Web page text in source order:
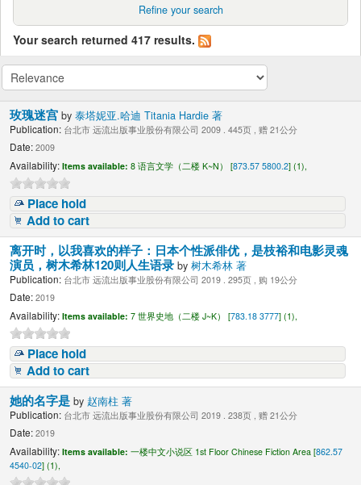
Refine your search
Your search returned 417 results.
玫瑰迷宫by泰塔妮亚.哈迪 Titania Hardie 著
Publication: 台北市 远流出版事业股份有限公司 2009 . 445页 , 赠 21公分
Date: 2009
Availability: Items available: 8 语言文学（二楼 K~N） [873.57 5800.2] (1),
Place hold
Add to cart
离开时，以我喜欢的样子：日本个性派俳优，是枝裕和电影灵魂
演员，树木希林120则人生语录by树木希林 著
Publication: 台北市 远流出版事业股份有限公司 2019 . 295页 , 购 19公分
Date: 2019
Availability: Items available: 7 世界史地（二楼 J~K） [783.18 3777] (1),
Place hold
Add to cart
她的名字是by 赵南柱 著
Publication: 台北市 远流出版事业股份有限公司 2019 . 238页 , 赠 21公分
Date: 2019
Availability: Items available: 一楼中文小说区 1st Floor Chinese Fiction Area [862.57
4540-02] (1),